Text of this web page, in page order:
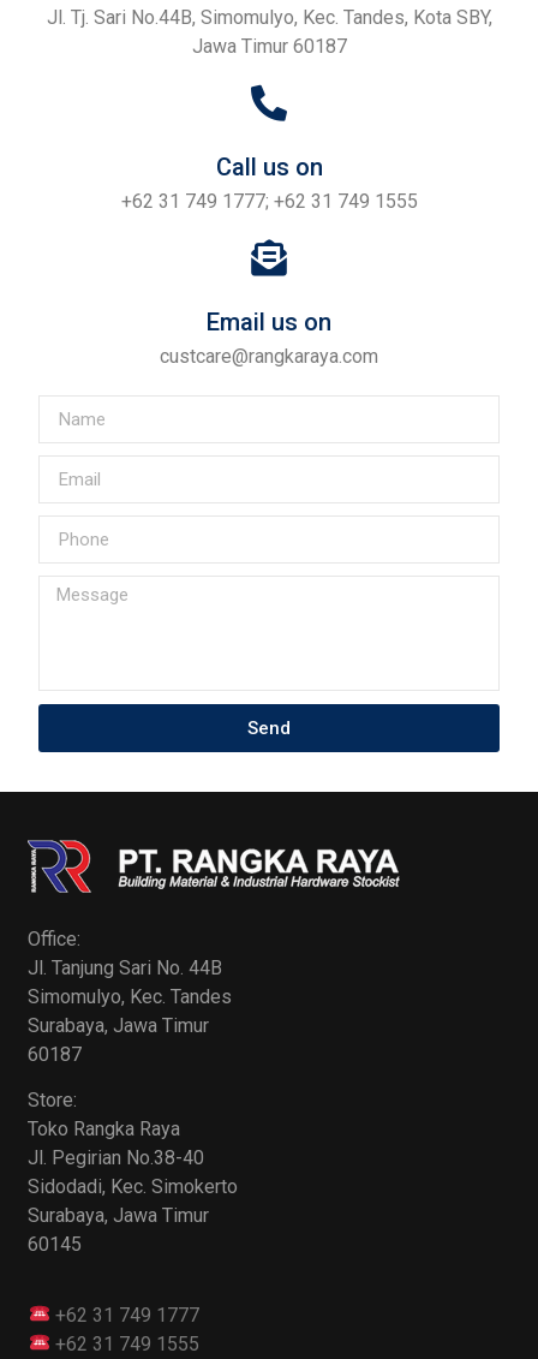
Jl. Tj. Sari No.44B, Simomulyo, Kec. Tandes, Kota SBY,
Jawa Timur 60187
Call us on
+62 31 749 1777; +62 31 749 1555
Email us on
custcare@rangkaraya.com
Send
Office:
Jl. Tanjung Sari No. 44B
Simomulyo, Kec. Tandes
Surabaya, Jawa Timur
60187
Store:
Toko Rangka Raya
Jl. Pegirian No.38-40
Sidodadi, Kec. Simokerto
Surabaya, Jawa Timur
60145
+62 31 749 1777
+62 31 749 1555